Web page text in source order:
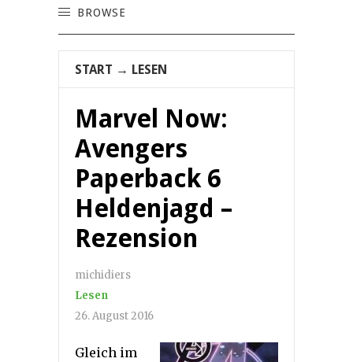
BROWSE
START → LESEN
Marvel Now:
Avengers
Paperback 6
Heldenjagd –
Rezension
michidiers
Lesen
26. August 2016
Gleich im